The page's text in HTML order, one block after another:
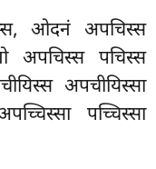
ओदनं अपचिस्स
अपचिस्स पचिस्स
अपचीयिस्सा
पच्चिस्सा